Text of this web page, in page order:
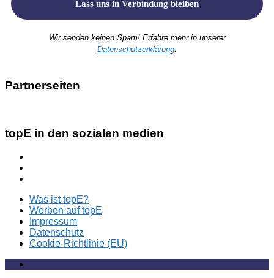
Wir senden keinen Spam! Erfahre mehr in unserer
Datenschutzerklärung.
Partnerseiten
topE in den sozialen medien
Was ist topE?
Werben auf topE
Impressum
Datenschutz
Cookie-Richtlinie (EU)